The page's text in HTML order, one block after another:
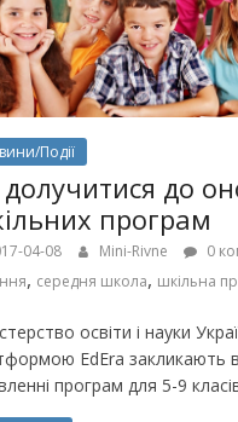
Події
до
програм
04-08 Mini-Rivne 0
, середня школа, шкільна
освіти і науки
EdEra закликають
програм для 5-9